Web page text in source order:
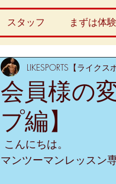
スタッフ まずは体験
会員様の
プ編】
LIKESPORTS【ライクス
こんにちは。
マンツーマンレッスン